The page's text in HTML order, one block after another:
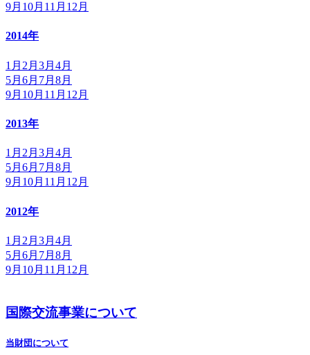
9月 10月 11月 12月
2014年
1月 2月 3月 4月
5月 6月 7月 8月
9月 10月 11月 12月
2013年
1月 2月 3月 4月
5月 6月 7月 8月
9月 10月 11月 12月
2012年
1月 2月 3月 4月
5月 6月 7月 8月
9月 10月 11月 12月
国際交流事業について
当財団について